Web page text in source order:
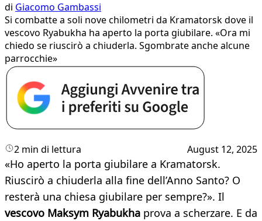
di Giacomo Gambassi
Si combatte a soli nove chilometri da Kramatorsk dove il
vescovo Ryabukha ha aperto la porta giubilare. «Ora mi
chiedo se riuscirò a chiuderla. Sgombrate anche alcune
parrocchie»
2 min di lettura August 12, 2025
«Ho aperto la porta giubilare a Kramatorsk.
Riuscirò a chiuderla alla fine dell’Anno Santo? O
resterà una chiesa giubilare per sempre?». Il
vescovo Maksym Ryabukha prova a scherzare. E da